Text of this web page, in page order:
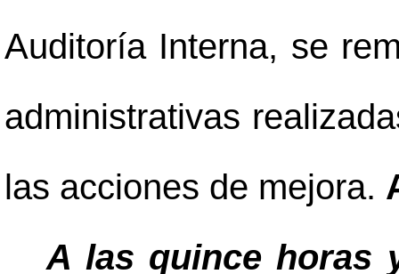
Auditoría Interna, se
administrativas
las acciones de mejora.
A las quince horas